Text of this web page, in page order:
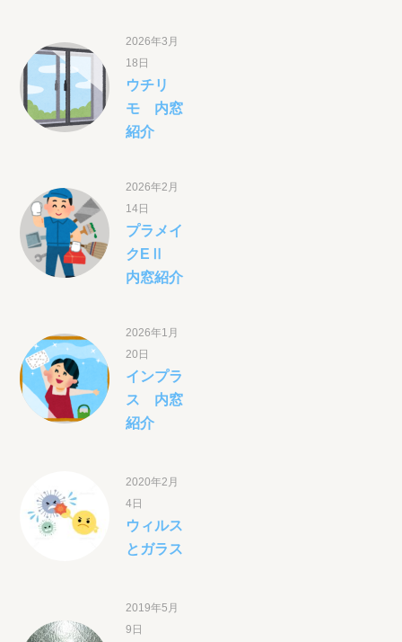
2026年3月
18日
ウチリ
モ 内窓
紹介
2026年2月
14日
プラメイ
クEⅡ
内窓紹介
2026年1月
20日
インプラ
ス 内窓
紹介
2020年2月
4日
ウィルス
とガラス
2019年5月
9日